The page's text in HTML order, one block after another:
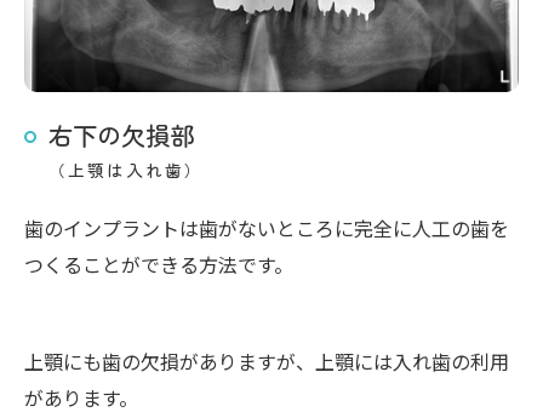
右下の欠損部
（上顎は入れ歯）
歯のインプラントは歯がないところに完全に人工の歯を
つくることができる方法です。
上顎にも歯の欠損がありますが、上顎には入れ歯の利用
があります。